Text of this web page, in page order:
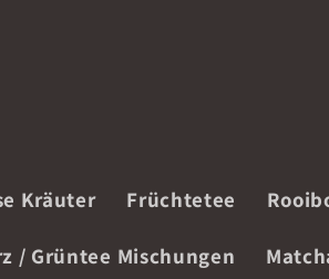
Kräuter Früchtetee
/ Grüntee Mischungen